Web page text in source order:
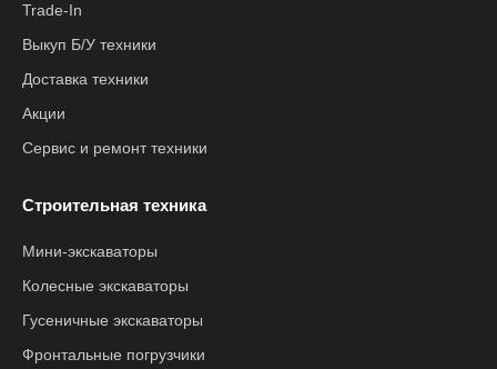
Trade-In
Выкуп Б/У техники
Доставка техники
Акции
Сервис и ремонт техники
Строительная техника
Мини-экскаваторы
Колесные экскаваторы
Гусеничные экскаваторы
Фронтальные погрузчики